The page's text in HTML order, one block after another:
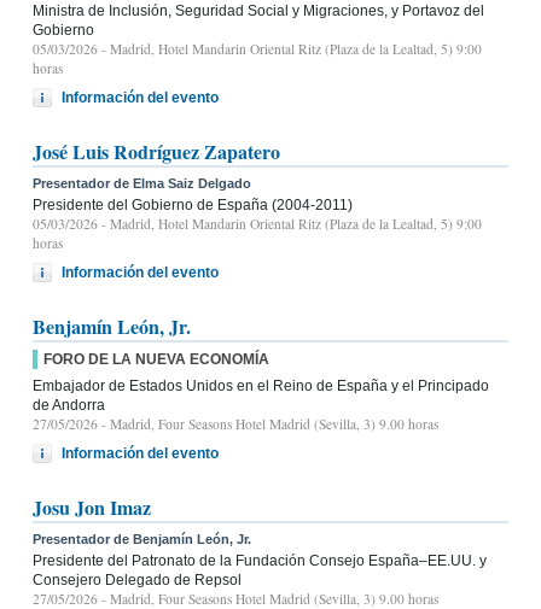
Ministra de Inclusión, Seguridad Social y Migraciones, y Portavoz del
Gobierno
05/03/2026 - Madrid, Hotel Mandarin Oriental Ritz (Plaza de la Lealtad, 5) 9:00
horas
Información del evento
José Luis Rodríguez Zapatero
Presentador de Elma Saiz Delgado
Presidente del Gobierno de España (2004-2011)
05/03/2026 - Madrid, Hotel Mandarin Oriental Ritz (Plaza de la Lealtad, 5) 9:00
horas
Información del evento
Benjamín León, Jr.
FORO DE LA NUEVA ECONOMÍA
Embajador de Estados Unidos en el Reino de España y el Principado
de Andorra
27/05/2026 - Madrid, Four Seasons Hotel Madrid (Sevilla, 3) 9.00 horas
Información del evento
Josu Jon Imaz
Presentador de Benjamín León, Jr.
Presidente del Patronato de la Fundación Consejo España–EE.UU. y
Consejero Delegado de Repsol
27/05/2026 - Madrid, Four Seasons Hotel Madrid (Sevilla, 3) 9.00 horas